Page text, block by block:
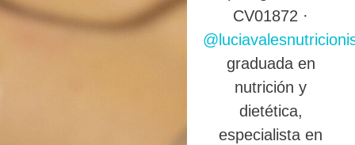
CV01872 ·
graduada en
nutrición y
dietética,
especialista en